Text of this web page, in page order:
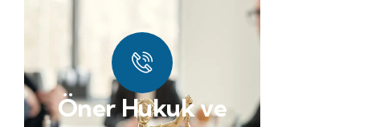
Öner Hukuk ve